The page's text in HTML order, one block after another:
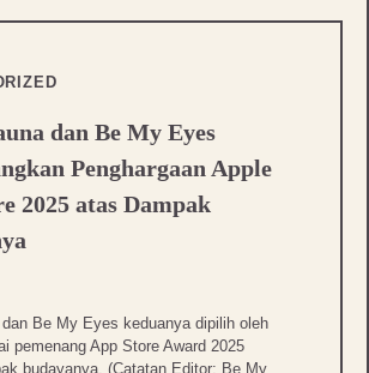
dan Be My Eyes
Penghargaan Apple
2025 atas Dampak
Be My Eyes keduanya dipilih oleh
pemenang App Store Award 2025
budayanya. (Catatan Editor: Be My